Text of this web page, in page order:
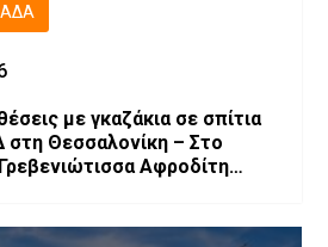
με γκαζάκια σε σπίτια
Θεσσαλονίκη – Στο
Αφροδίτη